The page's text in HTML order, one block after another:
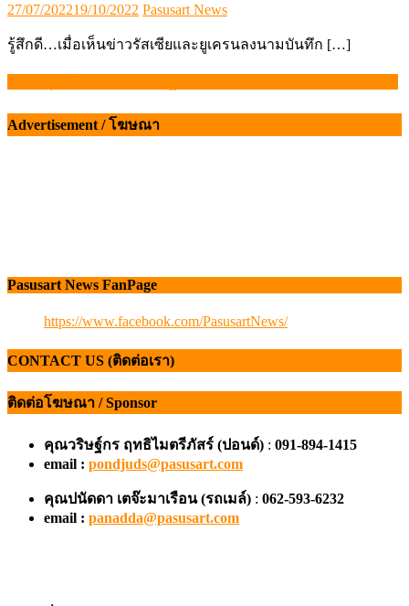
Posted
27/07/202219/10/2022 Author
Pasusart News
รู้สึกดี…เมื่อเห็นข่าวรัสเซียและยูเครนลงนามบันทึก […]
แนะแนว
เรื่อง
Advertisement / โฆษณา
Pasusart News FanPage
https://www.facebook.com/PasusartNews/
CONTACT US (ติดต่อเรา)
ติดต่อโฆษณา / Sponsor
คุณวริษฐ์กร ฤทธิไมตรีภัสร์ (ปอนด์) : 091-894-1415
email : pondjuds@pasusart.com
คุณปนัดดา เตจ๊ะมาเรือน (รถเมล์) : 062-593-6232
email : panadda@pasusart.com